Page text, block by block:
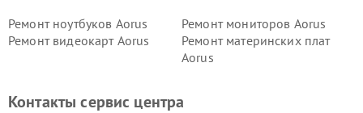
Ремонт ноутбуков Aorus
Ремонт мониторов Aorus
Ремонт видеокарт Aorus
Ремонт материнских плат
Aorus
Контакты сервис центра